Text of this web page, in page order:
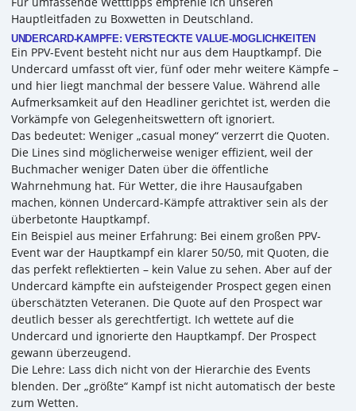
Hauptleitfaden zu Boxwetten in Deutschland.
UNDERCARD-KÄMPFE: VERSTECKTE VALUE-MÖGLICHKEITEN
Ein PPV-Event besteht nicht nur aus dem Hauptkampf. Die
Undercard umfasst oft vier, fünf oder mehr weitere Kämpfe –
und hier liegt manchmal der bessere Value. Während alle
Aufmerksamkeit auf den Headliner gerichtet ist, werden die
Vorkämpfe von Gelegenheitswettern oft ignoriert.
Das bedeutet: Weniger „casual money“ verzerrt die Quoten.
Die Lines sind möglicherweise weniger effizient, weil der
Buchmacher weniger Daten über die öffentliche
Wahrnehmung hat. Für Wetter, die ihre Hausaufgaben
machen, können Undercard-Kämpfe attraktiver sein als der
überbetonte Hauptkampf.
Ein Beispiel aus meiner Erfahrung: Bei einem großen PPV-
Event war der Hauptkampf ein klarer 50/50, mit Quoten, die
das perfekt reflektierten – kein Value zu sehen. Aber auf der
Undercard kämpfte ein aufsteigender Prospect gegen einen
überschätzten Veteranen. Die Quote auf den Prospect war
deutlich besser als gerechtfertigt. Ich wettete auf die
Undercard und ignorierte den Hauptkampf. Der Prospect
gewann überzeugend.
Die Lehre: Lass dich nicht von der Hierarchie des Events
blenden. Der „größte“ Kampf ist nicht automatisch der beste
zum Wetten.